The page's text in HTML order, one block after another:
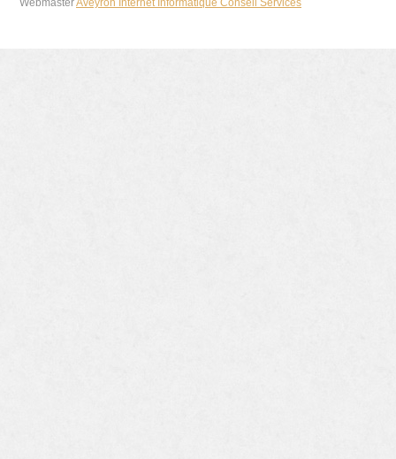
WebmasterAveyron Internet Informatique Conseil Services